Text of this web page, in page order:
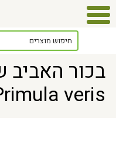
> בכור האביב שורש גרוס Primula veris
בכור האביב
veris